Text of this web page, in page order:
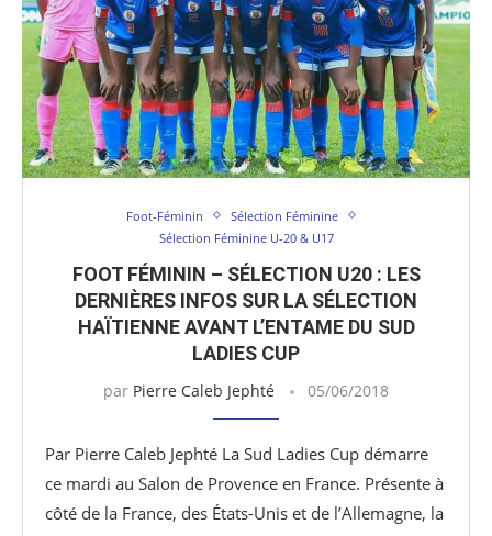
Foot-Féminin
Sélection Féminine
Sélection Féminine U-20 & U17
FOOT FÉMININ – SÉLECTION U20 : LES
DERNIÈRES INFOS SUR LA SÉLECTION
HAÏTIENNE AVANT L’ENTAME DU SUD
LADIES CUP
par Pierre Caleb Jephté 05/06/2018
Par Pierre Caleb Jephté La Sud Ladies Cup démarre
ce mardi au Salon de Provence en France. Présente à
côté de la France, des États-Unis et de l’Allemagne, la